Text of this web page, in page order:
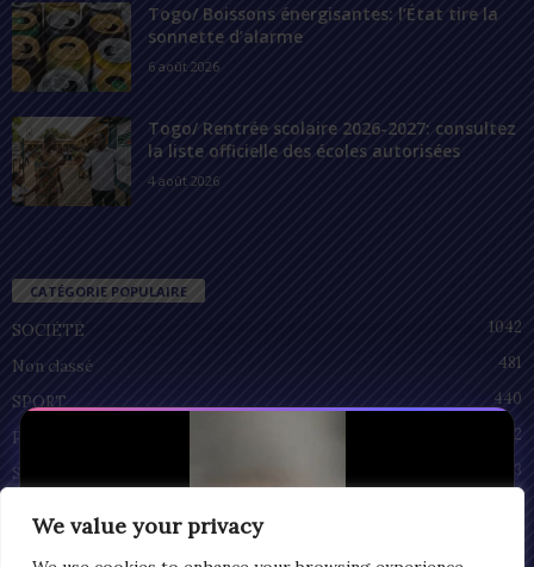
We value your privacy
Togo/ Boissons énergisantes: l’État tire la
sonnette d’alarme
6 août 2026
Togo/ Rentrée scolaire 2026-2027: consultez
la liste officielle des écoles autorisées
4 août 2026
CATÉGORIE POPULAIRE
SOCIÉTÉ
1042
Non classé
481
SPORT
440
POLITIQUE
212
SANTÉ
93